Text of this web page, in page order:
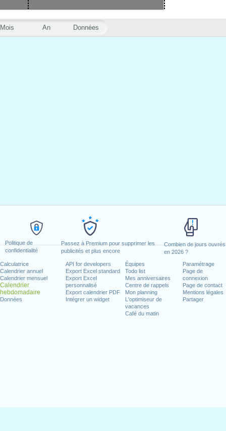
Politique de
confidentialité
Passez à Premium pour supprimer les
publicités et plus encore
Combien de jours ouvrés
en 2026 ?
Calculatrice
Calendrier annuel
Calendrier mensuel
Calendrier
hebdomadaire
Données
API for developers
Export Excel standard
Export Excel
personnalisé
Export calendrier PDF
Intégrer un widget
Équipes
Todo list
Mes anniversaires
Centre de rappels
Mon planning
L'optimiseur de
vacances
Café du matin
Paramétrage
Page de
connexion
Page de contact
Mentions légales
Partager
Mois An Données